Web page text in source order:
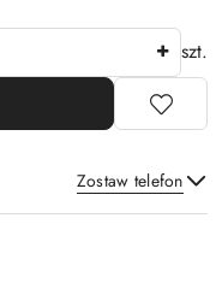
szt.
Zostaw telefon